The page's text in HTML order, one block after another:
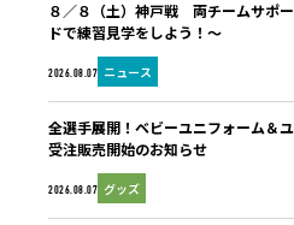
2026.08.07 ニュース
８／８（土）神戸戦 両チームサポ
ドで練習見学をしよう！～
2026.08.07 グッズ
全選手展開！ベビーユニフォーム＆
受注販売開始のお知らせ